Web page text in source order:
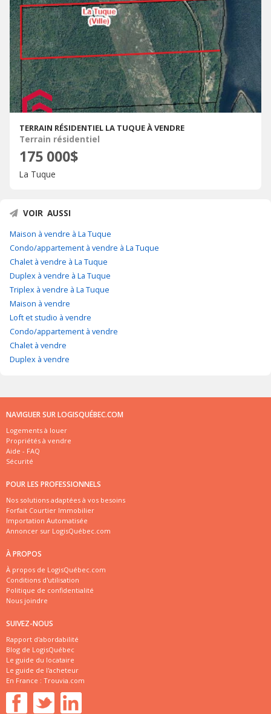
TERRAIN RÉSIDENTIEL LA TUQUE À VENDRE
Terrain résidentiel
175 000$
La Tuque
VOIR AUSSI
Maison à vendre à La Tuque
Condo/appartement à vendre à La Tuque
Chalet à vendre à La Tuque
Duplex à vendre à La Tuque
Triplex à vendre à La Tuque
Maison à vendre
Loft et studio à vendre
Condo/appartement à vendre
Chalet à vendre
Duplex à vendre
NAVIGUER SUR LOGISQUÉBEC.COM
Logements à louer
Propriétés à vendre
Aide - FAQ
Sécurité
POUR LES PROFESSIONNELS
Nos solutions adaptées à vos besoins
Forfait Courtier Immobilier
Importation Automatisée
Annoncer sur LogisQuébec.com
À PROPOS
À propos de LogisQuébec.com
Conditions d'utilisation
Politique de confidentialité
Nous joindre
SUIVEZ-NOUS
Rapport d'abordabilité
Blog de LogisQuébec
Le guide du locataire
Le guide de l'acheteur
En France : Trouvia.com